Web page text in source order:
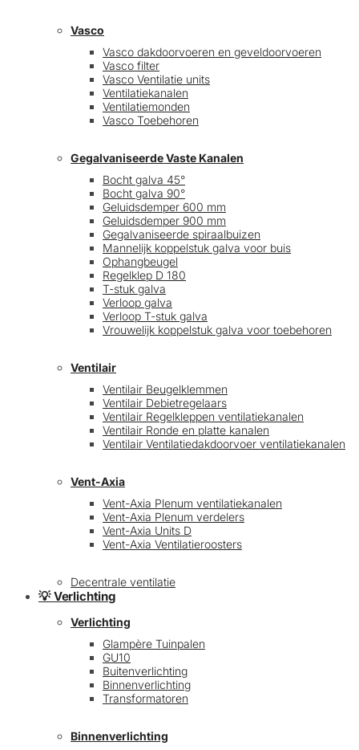
Vasco
Vasco dakdoorvoeren en geveldoorvoeren
Vasco filter
Vasco Ventilatie units
Ventilatiekanalen
Ventilatiemonden
Vasco Toebehoren
Gegalvaniseerde Vaste Kanalen
Bocht galva 45°
Bocht galva 90°
Geluidsdemper 600 mm
Geluidsdemper 900 mm
Gegalvaniseerde spiraalbuizen
Mannelijk koppelstuk galva voor buis
Ophangbeugel
Regelklep D 180
T-stuk galva
Verloop galva
Verloop T-stuk galva
Vrouwelijk koppelstuk galva voor toebehoren
Ventilair
Ventilair Beugelklemmen
Ventilair Debietregelaars
Ventilair Regelkleppen ventilatiekanalen
Ventilair Ronde en platte kanalen
Ventilair Ventilatiedakdoorvoer ventilatiekanalen
Vent-Axia
Vent-Axia Plenum ventilatiekanalen
Vent-Axia Plenum verdelers
Vent-Axia Units D
Vent-Axia Ventilatieroosters
Decentrale ventilatie
💡 Verlichting
Verlichting
Glampère Tuinpalen
GU10
Buitenverlichting
Binnenverlichting
Transformatoren
Binnenverlichting